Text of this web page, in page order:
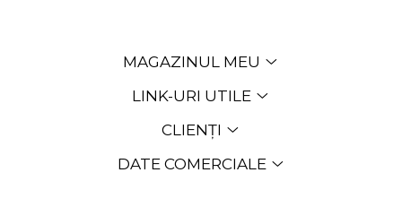
MAGAZINUL MEU
LINK-URI UTILE
CLIENȚI
DATE COMERCIALE